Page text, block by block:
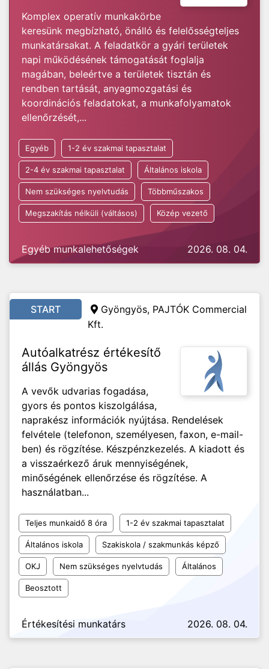
Komplex operatív munkakörbe
keresünk megbízható, önálló és felelősségteljes
munkatársakat. A feladatkör a gyári területek
napi működésének támogatását foglalja
magában, beleértve a területek tisztán és
rendben tartását, anyagmozgatási és
koordinációs feladatokat, a munkafolyamatok
ellenőrzését,...
Egyéb 1-2 év szakmai tapasztalat
2-4 év szakmai tapasztalat Általános iskola
Nem szükséges nyelvtudás Többműszakos
Megszakítás nélküli (váltásos) Közép vezető
Egyéb munkalehetőségek 2026. 08. 04.
START
Gyöngyös, PAJTÓK Commercial
Kft.
Autóalkatrész értékesítő
állás Gyöngyös
A vevők udvarias fogadása,
gyors és pontos kiszolgálása,
naprakész információk nyújtása. Rendelések
felvétele (telefonon, személyesen, faxon, e-mail-
ben) és rögzítése. Készpénzkezelés. A kiadott és
a visszaérkező áruk mennyiségének,
minőségének ellenőrzése és rögzítése. A
használatban...
Teljes munkaidő 8 óra 1-2 év szakmai tapasztalat
Általános iskola Szakiskola / szakmunkás képző
OKJ Nem szükséges nyelvtudás Általános
Beosztott
Értékesítési munkatárs 2026. 08. 04.